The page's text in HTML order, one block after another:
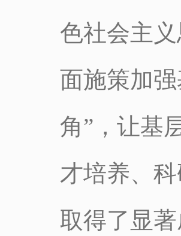
色社会主
面施策加
角”，让基
才培养、
取得了显